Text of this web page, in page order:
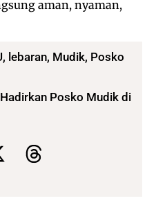
aman, nyaman,
, lebaran, Mudik, Posko
Posko Mudik di